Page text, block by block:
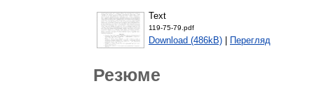
Text
119-75-79.pdf
Download (486kB) Перегляд
Резюме